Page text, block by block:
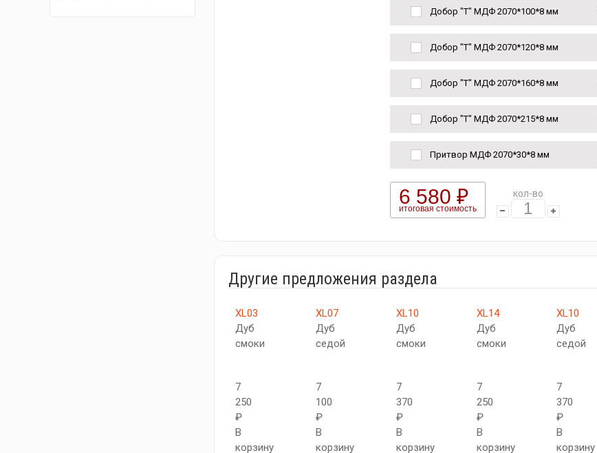
Добор "Т" МДФ 2070*100*8 мм
Добор "Т" МДФ 2070*120*8 мм
Добор "Т" МДФ 2070*160*8 мм
Добор "Т" МДФ 2070*215*8 мм
Притвор МДФ 2070*30*8 мм
6 580 ₽
итоговая стоимость
кол-во
Другие предложения раздела
XL03
Дуб
смоки
7
250
₽
В
корзину
XL07
Дуб
седой
7
100
₽
В
корзину
XL10
Дуб
смоки
7
370
₽
В
корзину
XL14
Дуб
смоки
7
250
₽
В
корзину
XL10
Дуб
седой
7
370
₽
В
корзину